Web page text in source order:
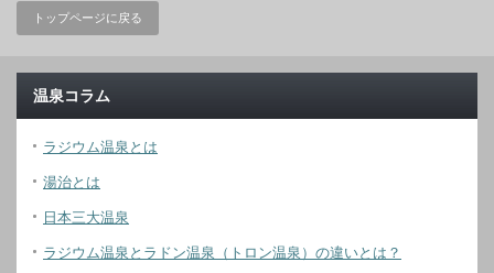
トップページに戻る
温泉コラム
ラジウム温泉とは
湯治とは
日本三大温泉
ラジウム温泉とラドン温泉（トロン温泉）の違いとは？